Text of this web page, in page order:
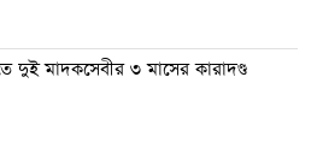
দুই মাদকসেবীর ৩ মাসের কারাদণ্ড